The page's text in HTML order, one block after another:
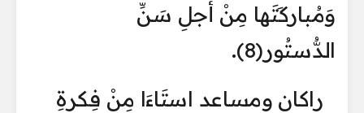
وَمُباركَتَها مِنْ أجلِ سَنِّ
الدُّستُور(8).
راكان ومساعد استَاءَا مِنْ فِكرةِ